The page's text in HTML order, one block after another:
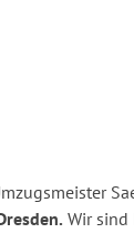
Wir sind